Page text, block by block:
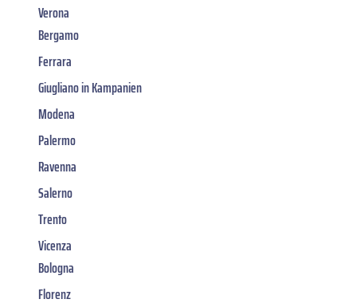
Verona
Bergamo
Ferrara
Giugliano in Kampanien
Modena
Palermo
Ravenna
Salerno
Trento
Vicenza
Bologna
Florenz